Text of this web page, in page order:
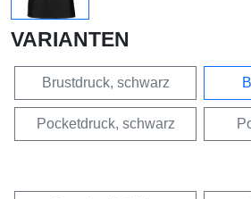
VARIANTEN
Brustdruck, schwarz
Pocketdruck, schwarz